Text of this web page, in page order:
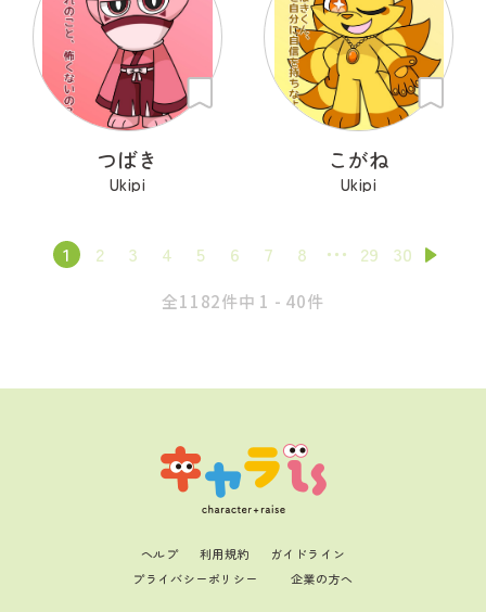
つばき
Ukipi
こがね
Ukipi
1 2 3 4 5 6 7 8 29 30
全1182件中 1 - 40件
ヘルプ 利用規約
ガイドライン
プライバシーポリシー
企業の方へ